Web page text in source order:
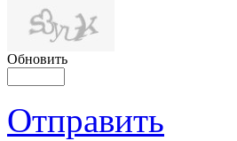
Обновить
Отправить